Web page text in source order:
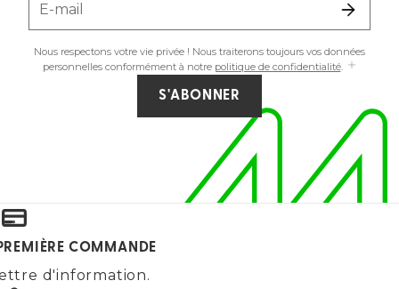
E-mail
Nous respectons votre vie privée ! Nous traiterons toujours vos données
personnelles conformément à notre politique de confidentialité.
S'ABONNER
COMMANDE
d'information.